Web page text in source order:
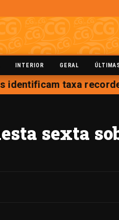
INTERIOR GERAL
taxa recorde
sexta